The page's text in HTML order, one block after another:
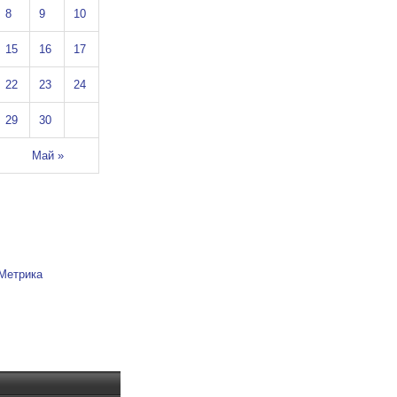
Май »
8 9 10
15 16 17
22 23 24
29 30